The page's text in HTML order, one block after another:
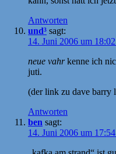
Antworten
und³ sagt:
14. Juni 2006 um
neue vahrkenne ich
juti.
(der link zu dave barry
Antworten
ben sagt:
14. Juni 2006 um